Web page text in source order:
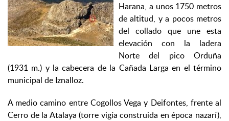
Harana, a unos 1750 metros
de altitud, y a pocos metros
del collado que une esta
elevación con la ladera
Norte del pico Orduña
(1931 m.) y la cabecera de la Cañada Larga en el término
municipal de Iznalloz.
A medio camino entre Cogollos Vega y Deifontes, frente al
Cerro de la Atalaya (torre vigía construida en época nazarí),